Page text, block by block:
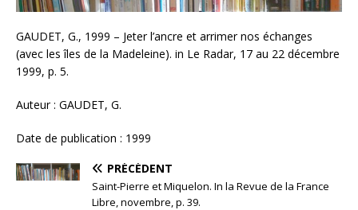
GAUDET, G., 1999 – Jeter l’ancre et arrimer nos échanges
(avec les îles de la Madeleine). in Le Radar, 17 au 22 décembre
1999, p. 5.
Auteur : GAUDET, G.
Date de publication : 1999
PRÉCÉDENT
Saint-Pierre et Miquelon. In la Revue de la France
Libre, novembre, p. 39.